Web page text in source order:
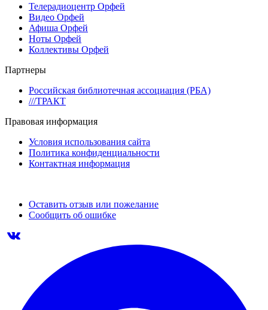
Телерадиоцентр Орфей
Видео Орфей
Афиша Орфей
Ноты Орфей
Коллективы Орфей
Партнеры
Российская библиотечная ассоциация (РБА)
///ТРАКТ
Правовая информация
Условия использования сайта
Политика конфиденциальности
Контактная информация
Оставить отзыв или пожелание
Сообщить об ошибке